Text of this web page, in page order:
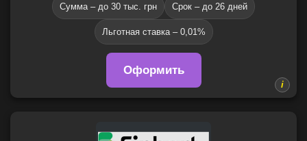
Сумма – до 30 тыс. грн Срок – до 26 дней
Льготная ставка – 0,01%
Оформить